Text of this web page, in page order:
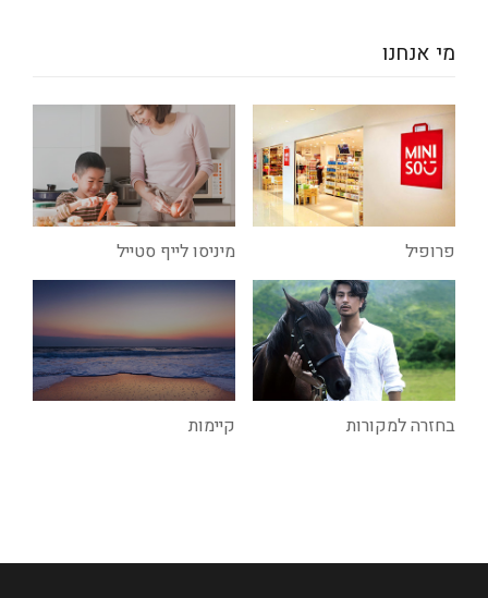
קוסמטיקה
מי אנחנו
פרופיל מיניסו לייף סטייל
בחזרה למקורות קיימות